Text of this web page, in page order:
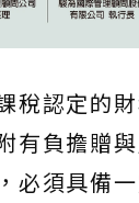
稅認定的
有負擔贈
必須具備